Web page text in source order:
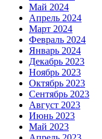
Май 2024
Апрель 2024
Март 2024
Февраль 2024
Январь 2024
Декабрь 2023
Ноябрь 2023
Октябрь 2023
Сентябрь 2023
Август 2023
Июнь 2023
Май 2023